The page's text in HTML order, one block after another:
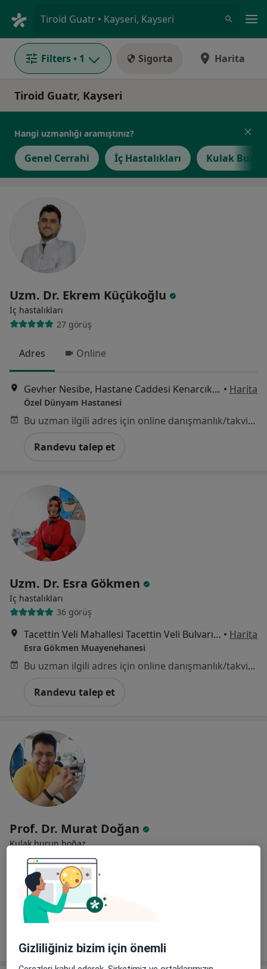
Tiroid Guatr • Kayseri, Kayseri
Filters • 1 Sigorta Harita
Tiroid Guatr, Kayseri
Hangi uzmanlığı aramıştınız?
Genel Cerrahi İç Hastalıkları Kulak
Uzm. Dr. Ekrem Küçükoğlu
İç hastalıkları
27 görüş
Adres Online
Gevher Nesibe, Hastane Caddesi Kenarcık Sok No:10, 38010 Kocasinan/Kayseri, Kocasinan • Harita
Özel Dünyam Hastanesi
Bu uzman ilgili adres için online danışmanlık/takvim sunmuyor.
Randevu talep et
Uzm. Dr. Esra Gökmen
İç hastalıkları
36 görüş
Tacettin Veli Mahallesi Tacettin Veli Bulvarı No:17 Üzüm Plaza İş Merkezi Kat:7, Kayseri • Harita
Esra Gökmen Muayenehanesi
Bu uzman ilgili adres için online danışmanlık/takvim sunmuyor.
Randevu talep et
Prof. Dr. Murat Doğan
Kulak burun boğaz
35 görüş
Melikgazi Mah. Sevgi Sok. No: 3, Melikgazi
Kayseri Özel Medical Palace Hastanesi
Gizliliğiniz bizim için önemli